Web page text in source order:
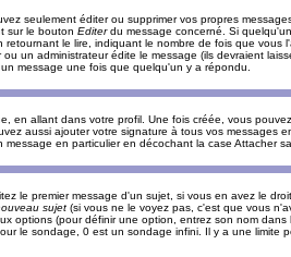
seulement éditer ou supprimer vos propres
sur le bouton Editerdu message concerné. Si
le lire, indiquant le nombre de fois que vous
un administrateur édite le message (ils devraient
message une fois que quelqu'un y a répondu.
en allant dans votre profil. Une fois créée, vous
aussi ajouter votre signature à tous vos messages
en particulier en décochant la case Attacher
le premier message d'un sujet, si vous en avez le
sujet (si vous ne le voyez pas, c'est que vous
options (pour définir une option, entrez son nom dans
le sondage, 0 est un sondage infini. Il y a une limite